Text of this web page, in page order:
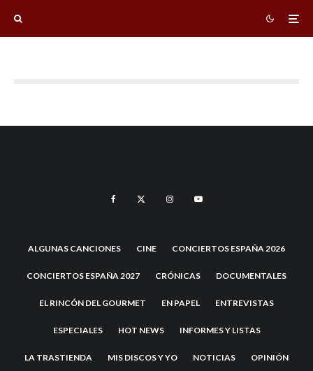
ALGUNAS CANCIONES CINE CONCIERTOS ESPAÑA 2026
CONCIERTOS ESPAÑA 2027 CRÓNICAS DOCUMENTALES
EL RINCÓN DEL GOURMET EN PAPEL ENTREVISTAS
ESPECIALES HOT NEWS INFORMES Y LISTAS
LA TRASTIENDA MIS DISCOS Y YO NOTICIAS OPINIÓN